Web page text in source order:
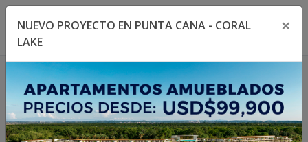
Toggle navigation menu
NUEVO PROYECTO EN PUNTA CANA - CORAL
LAKE
×